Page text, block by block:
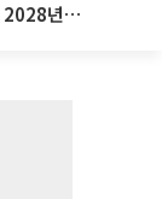
종부세 개편에도…1·3주택 종부세 격차 2028년부터 확대